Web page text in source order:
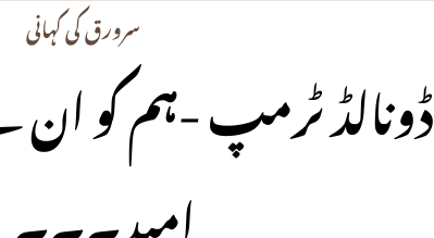
سرورق کی کہانی
ڈونالڈ ٹرمپ -ہم کو
امید۔۔۔